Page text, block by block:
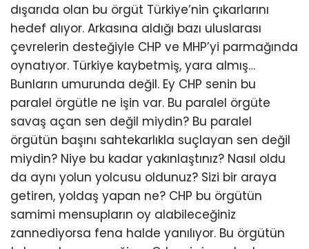
dışarıda olan bu örgüt Türkiye’nin çıkarlarını
hedef alıyor. Arkasına aldığı bazı uluslarası
çevrelerin desteğiyle CHP ve MHP’yi parmağında
oynatıyor. Türkiye kaybetmiş, yara almış…
Bunların umurunda değil. Ey CHP senin bu
paralel örgütle ne işin var. Bu paralel örgüte
savaş açan sen değil miydin? Bu paralel
örgütün başını sahtekarlıkla suçlayan sen değil
miydin? Niye bu kadar yakınlaştınız? Nasıl oldu
da aynı yolun yolcusu oldunuz? Sizi bir araya
getiren, yoldaş yapan ne? CHP bu örgütün
samimi mensupların oy alabileceğiniz
zannediyorsa fena halde yanılıyor. Bu örgütün